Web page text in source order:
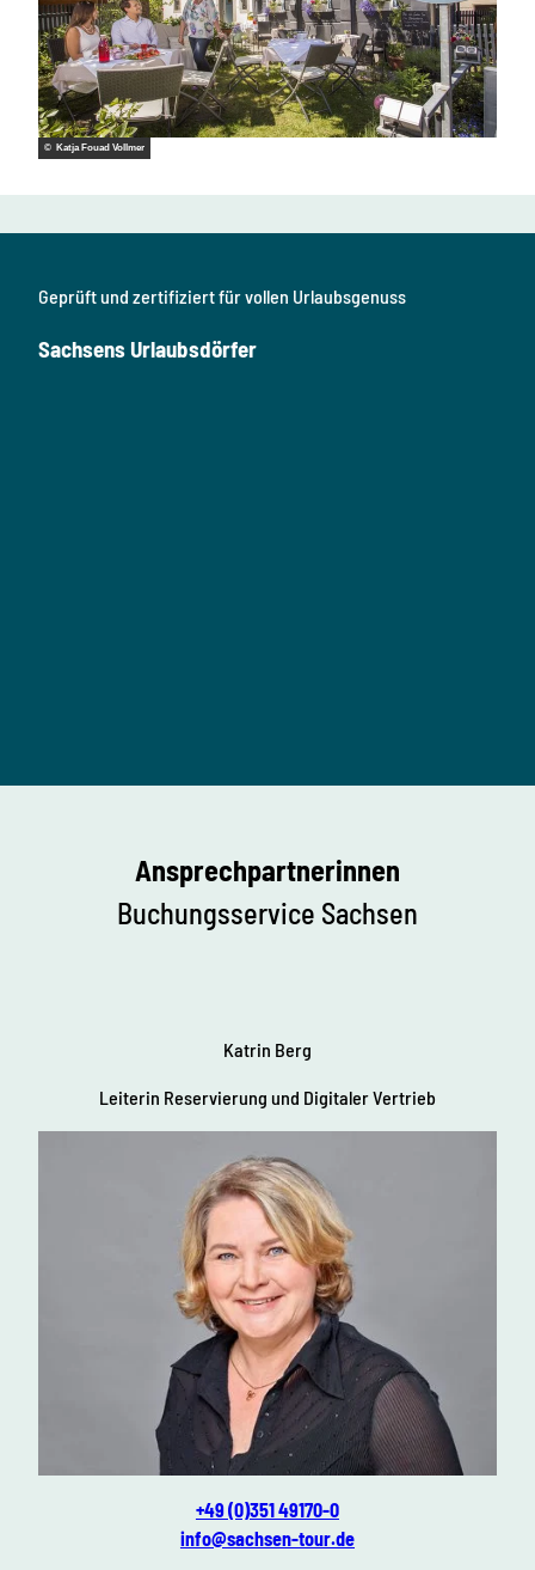
© Katja Fouad Vollmer
Geprüft und zertifiziert für vollen Urlaubsgenuss
Sachsens Urlaubsdörfer
Ansprechpartnerinnen
Buchungsservice Sachsen
Katrin Berg
Leiterin Reservierung und Digitaler Vertrieb
Katrin Berg
+49 (0)351 49170-0
info@sachsen-tour.de